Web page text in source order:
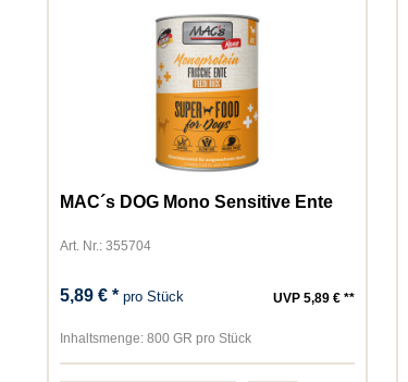
MAC´s DOG Mono Sensitive Ente
Art. Nr.: 355704
5,89 € * pro Stück UVP 5,89 € **
Inhaltsmenge:800 GR pro Stück